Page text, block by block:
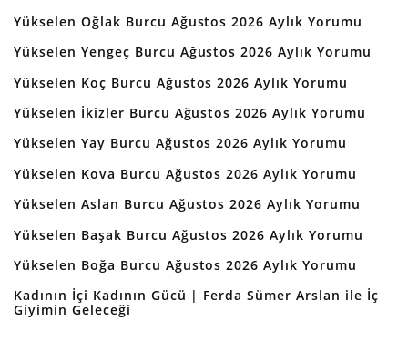
Yükselen Oğlak Burcu Ağustos 2026 Aylık Yorumu
Yükselen Yengeç Burcu Ağustos 2026 Aylık Yorumu
Yükselen Koç Burcu Ağustos 2026 Aylık Yorumu
Yükselen İkizler Burcu Ağustos 2026 Aylık Yorumu
Yükselen Yay Burcu Ağustos 2026 Aylık Yorumu
Yükselen Kova Burcu Ağustos 2026 Aylık Yorumu
Yükselen Aslan Burcu Ağustos 2026 Aylık Yorumu
Yükselen Başak Burcu Ağustos 2026 Aylık Yorumu
Yükselen Boğa Burcu Ağustos 2026 Aylık Yorumu
Kadının İçi Kadının Gücü | Ferda Sümer Arslan ile İç
Giyimin Geleceği